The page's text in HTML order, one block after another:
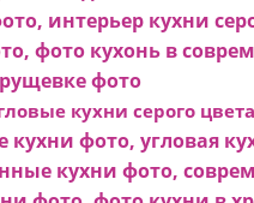
кухни серого